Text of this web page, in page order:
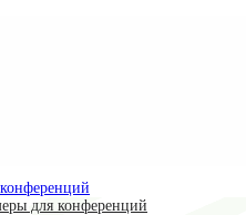
для конференций